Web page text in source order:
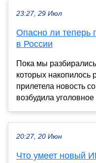
23:27, 29 Июл
Опасно ли теперь
в России
Пока мы
которых накопилось
прилетела новость
возбудила уголовное
20:27, 20 Июн
Что умеет новый